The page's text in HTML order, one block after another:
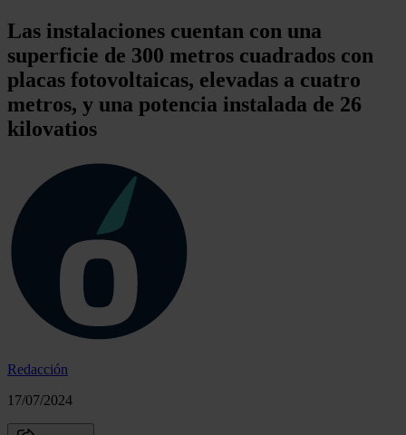
Las instalaciones cuentan con una
superficie de 300 metros cuadrados con
placas fotovoltaicas, elevadas a cuatro
metros, y una potencia instalada de 26
kilovatios
Redacción
17/07/2024